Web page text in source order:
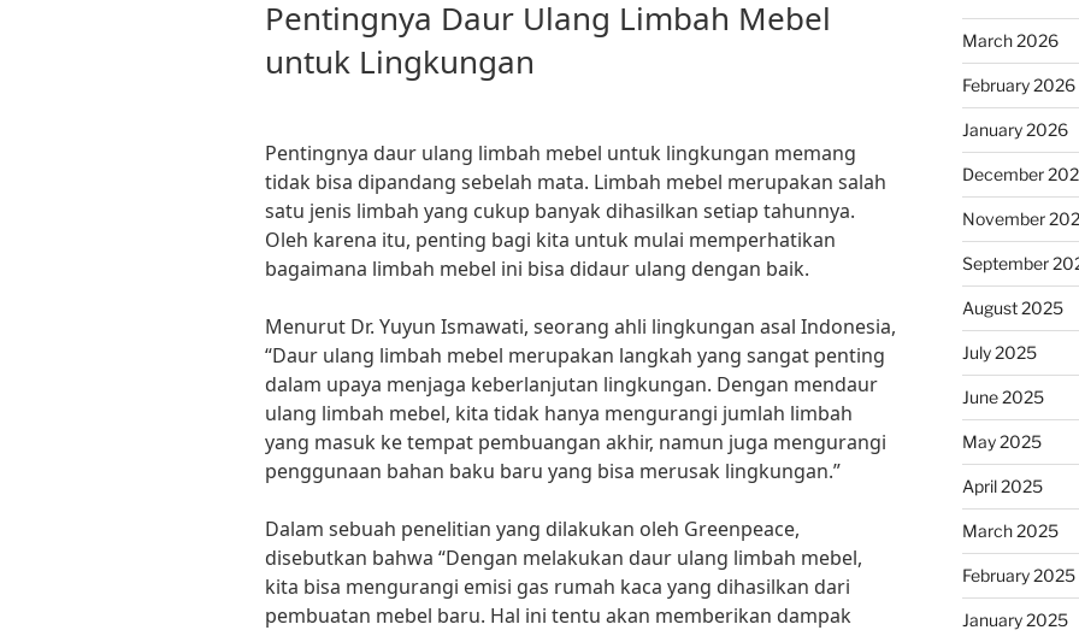
Pentingnya Daur Ulang Limbah Mebel
untuk Lingkungan
Pentingnya daur ulang limbah mebel untuk lingkungan memang
tidak bisa dipandang sebelah mata. Limbah mebel merupakan salah
satu jenis limbah yang cukup banyak dihasilkan setiap tahunnya.
Oleh karena itu, penting bagi kita untuk mulai memperhatikan
bagaimana limbah mebel ini bisa didaur ulang dengan baik.
Menurut Dr. Yuyun Ismawati, seorang ahli lingkungan asal Indonesia,
“Daur ulang limbah mebel merupakan langkah yang sangat penting
dalam upaya menjaga keberlanjutan lingkungan. Dengan mendaur
ulang limbah mebel, kita tidak hanya mengurangi jumlah limbah
yang masuk ke tempat pembuangan akhir, namun juga mengurangi
penggunaan bahan baku baru yang bisa merusak lingkungan.”
Dalam sebuah penelitian yang dilakukan oleh Greenpeace,
disebutkan bahwa “Dengan melakukan daur ulang limbah mebel,
kita bisa mengurangi emisi gas rumah kaca yang dihasilkan dari
pembuatan mebel baru. Hal ini tentu akan memberikan dampak
March 2026
February 2026
January 2026
December
November
September
August 2025
July 2025
June 2025
May 2025
April 2025
March 2025
February 2025
January 2025